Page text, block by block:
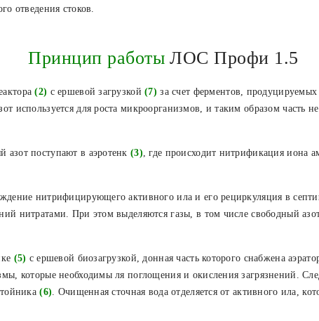
отведения стоков.
Принцип работы ЛОС Профи 1.5
(2) с ершевой загрузкой(7) за счет ферментов,
используется для роста микроорганизмов, и таким образом часть
азот поступают в аэротенк(3), где происходит нитрификация иона
нитрифицирующего активного ила и его рециркуляция в
нитратами. При этом выделяются газы, в том числе свободный
(5) с ершевой биозагрузкой, донная часть которого снабжена
которые необходимы ля поглощения и окисления загрязнений.
(6). Очищенная сточная вода отделяется от активного ила,